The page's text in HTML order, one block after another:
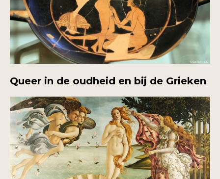
Queer in de oudheid en bij de Grieken